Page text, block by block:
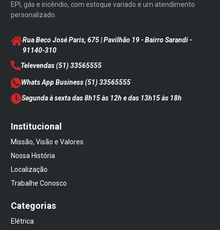
EPI, gás e incêndio, com estoque variado e um atendimento
personalizado.
Rua Beco José Paris, 675 | Pavilhão 19 - Bairro Sarandi-
91140-310
Televendas(51) 33565555
Whats App Business(51) 33565555
Segunda à sexta das 8h15 às 12h e das 13h15 às 18h
Institucional
Missão, Visão e Valores
Nossa História
Localização
Trabalhe Conosco
Categorias
Elétrica